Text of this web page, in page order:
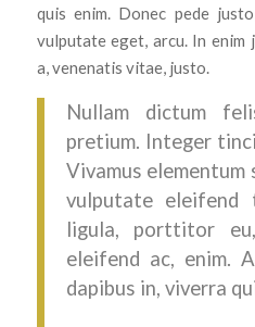
quis enim. Donec pede
vulputate eget, arcu. In enim
a, venenatis vitae, justo.
Nullam dictum
pretium. Integer
Vivamus elementum
vulputate eleifend
ligula, porttitor
eleifend ac, enim.
dapibus in, viverra